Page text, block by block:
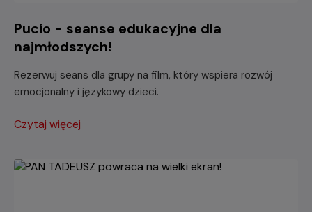
Pucio - seanse edukacyjne dla
najmłodszych!
Rezerwuj seans dla grupy na film, który wspiera rozwój
emocjonalny i językowy dzieci.
Czytaj więcej